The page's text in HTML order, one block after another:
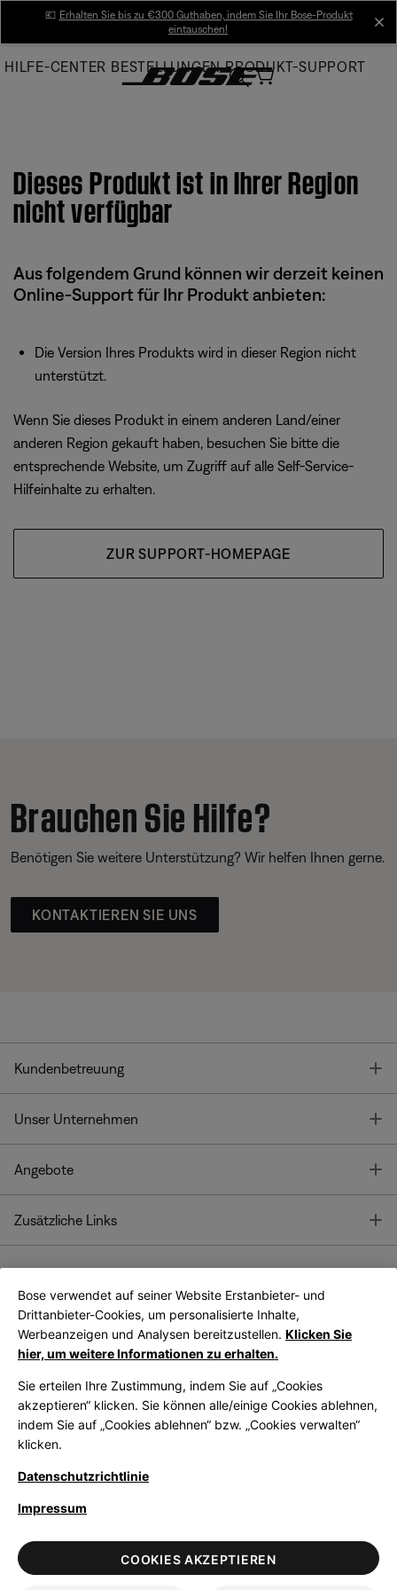
Main
💶 Erhalten Sie bis zu €300 Guthaben, indem Sie Ihr Bose-Produkt
eintauschen!
HILFE-CENTER BESTELLUNGEN PRODUKT-SUPPORT
Dieses Produkt ist in Ihrer Region
nicht verfügbar
Aus folgendem Grund können wir derzeit keinen
Online-Support für Ihr Produkt anbieten:
Die Version Ihres Produkts wird in dieser Region nicht
unterstützt.
Wenn Sie dieses Produkt in einem anderen Land/einer
anderen Region gekauft haben, besuchen Sie bitte die
entsprechende Website, um Zugriff auf alle Self-Service-
Hilfeinhalte zu erhalten.
ZUR SUPPORT-HOMEPAGE
Brauchen Sie Hilfe?
Benötigen Sie weitere Unterstützung? Wir helfen Ihnen gerne.
KONTAKTIEREN SIE UNS
Kundenbetreuung
Unser Unternehmen
Angebote
Zusätzliche Links
Bose App
Bose Connect
App
LegalDatenschutzrichtlinieZugänglichkeitHinweis zu Cookies
VerkaufsbedingungenNutzungsbedingungen
Bose verwendet auf seiner Website Erstanbieter- und
Drittanbieter-Cookies, um personalisierte Inhalte,
Werbeanzeigen und Analysen bereitzustellen. Klicken Sie
hier, um weitere Informationen zu erhalten.
Sie erteilen Ihre Zustimmung, indem Sie auf „Cookies
akzeptieren“ klicken. Sie können alle/einige Cookies ablehnen,
indem Sie auf „Cookies ablehnen“ bzw. „Cookies verwalten“
klicken.
Datenschutzrichtlinie
Impressum
COOKIES AKZEPTIEREN